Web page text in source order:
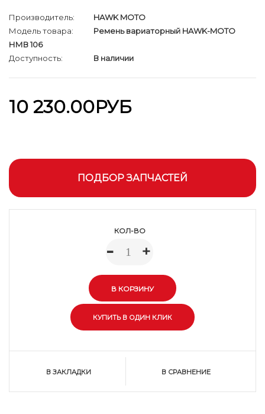
Производитель:
HAWK MOTO
Модель товара:
Ремень вариаторный HAWK-MOTO
НМВ 106
Доступность:
В наличии
10 230.00РУБ
ПОДБОР ЗАПЧАСТЕЙ
КОЛ-ВО
- +
В ЗАКЛАДКИ В СРАВНЕНИЕ